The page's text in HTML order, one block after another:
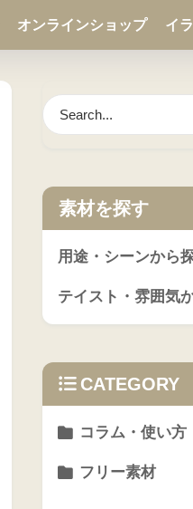
オンラインショップ イ
素材を探す
用途・シーンから
テイスト・雰囲気
CATEGORY
コラム・使い方
フリー素材